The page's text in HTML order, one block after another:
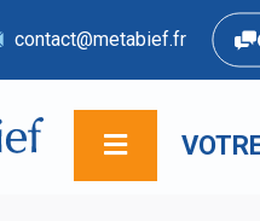
contact@metabief.fr